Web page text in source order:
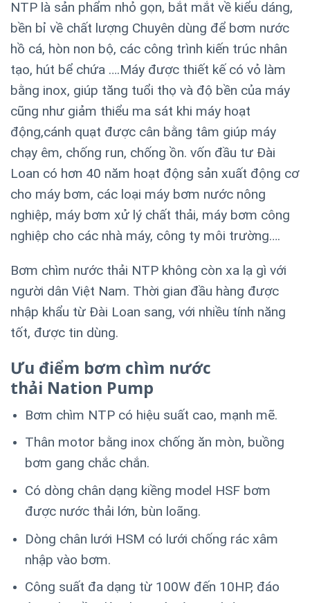
NTP là sản phẩm nhỏ gọn, bắt mắt về kiểu dáng,
bền bỉ về chất lượng Chuyên dùng để bơm nước
hồ cá, hòn non bộ, các công trình kiến trúc nhân
tạo, hút bể chứa ….Máy được thiết kế có vỏ làm
bằng inox, giúp tăng tuổi thọ và độ bền của máy
cũng như giảm thiểu ma sát khi máy hoạt
động,cánh quạt được cân bằng tâm giúp máy
chạy êm, chống run, chống ồn. vốn đầu tư Đài
Loan có hơn 40 năm hoạt động sản xuất động cơ
cho máy bơm, các loại máy bơm nước nông
nghiệp, máy bơm xử lý chất thải, máy bơm công
nghiệp cho các nhà máy, công ty môi trường….
Bơm chìm nước thải NTP không còn xa lạ gì với
người dân Việt Nam. Thời gian đầu hàng được
nhập khẩu từ Đài Loan sang, với nhiều tính năng
tốt, được tin dùng.
Ưu điểm bơm chìm nước
thải Nation Pump
Bơm chìm NTP có hiệu suất cao, mạnh mẽ.
Thân motor bằng inox chống ăn mòn, buồng
bơm gang chắc chắn.
Có dòng chân dạng kiềng model HSF bơm
được nước thải lớn, bùn loãng.
Dòng chân lưới HSM có lưới chống rác xâm
nhập vào bơm.
Công suất đa dạng từ 100W đến 10HP, đáo